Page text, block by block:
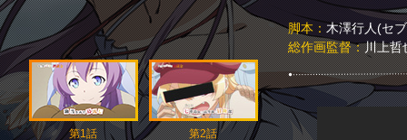
第1話 第2話
脚本：木澤行人(セ
総作画監督：川上